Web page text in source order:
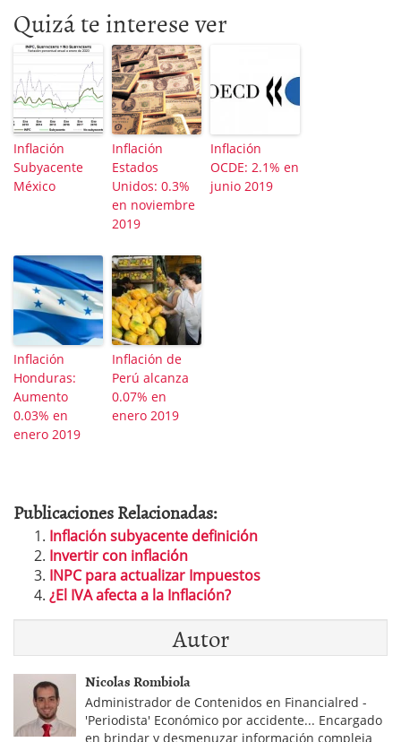
Quizá te interese ver
Inflación
Subyacente
México
Inflación
Estados
Unidos: 0.3%
en noviembre
2019
Inflación
OCDE: 2.1% en
junio 2019
Inflación
Honduras:
Aumento
0.03% en
enero 2019
Inflación de
Perú alcanza
0.07% en
enero 2019
Publicaciones Relacionadas:
Inflación subyacente definición
Invertir con inflación
INPC para actualizar Impuestos
¿El IVA afecta a la Inflación?
Autor
Nicolas Rombiola
Administrador de Contenidos en Financialred -
'Periodista' Económico por accidente... Encargado
en brindar y desmenuzar información compleja